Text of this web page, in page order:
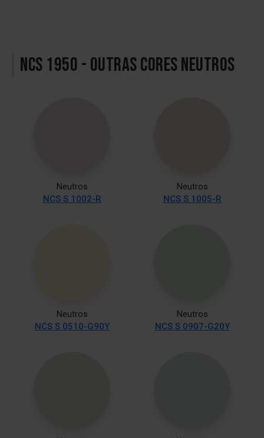
NCS 1950 - OUTRAS CORES NEUTROS
Neutros
NCS S 1002-R
Neutros
NCS S 1005-R
Neutros
NCS S 0510-G90Y
Neutros
NCS S 0907-G20Y